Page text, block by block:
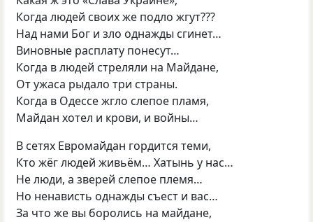
Когда людей своих же подло жгут???
Над нами Бог и зло однажды сгинет…
Виновные расплату понесут…
Когда в людей стреляли на Майдане,
От ужаса рыдало три страны.
Когда в Одессе жгло слепое пламя,
Майдан хотел и крови, и войны…
В сетях Евромайдан гордится теми,
Кто жёг людей живьём… Хатынь у нас…
Не люди, а зверей слепое племя…
Но ненависть однажды съест и вас…
За что же вы боролись на майдане,